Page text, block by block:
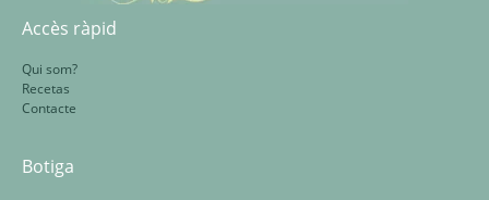
Accès ràpid
Qui som?
Recetas
Contacte
Botiga